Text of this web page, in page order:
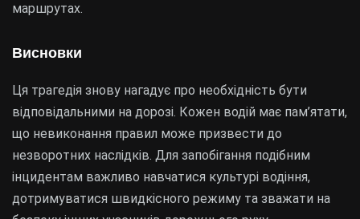
маршрутах.
Висновки
Ця трагедія знову нагадує про необхідність бути
відповідальними на дорозі. Кожен водій має пам’ятати,
що невиконання правил може призвести до
незворотних наслідків. Для запобігання подібним
інцидентам важливо навчатися культурі водіння,
дотримуватися швидкісного режиму та зважати на